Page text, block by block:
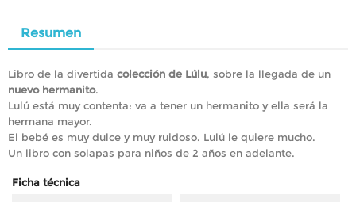
Resumen
Libro de la divertida colección de Lúlu, sobre la llegada de un
nuevo hermanito.
Lulú está muy contenta: va a tener un hermanito y ella será la
hermana mayor.
El bebé es muy dulce y muy ruidoso. Lulú le quiere mucho.
Un libro con solapas para niños de 2 años en adelante.
Ficha técnica